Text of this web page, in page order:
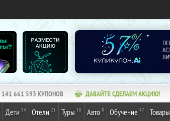
141 661 594 КУПОНОВ ДАВАЙТЕ СДЕЛАЕМ АКЦИЮ!
Дети 54 Отели 21 Туры 16 Авто 8 Обучение 47 Товары